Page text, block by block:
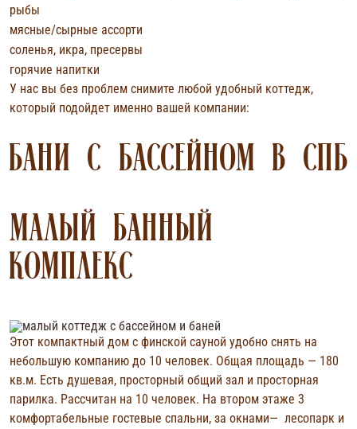
рыбы
мясные/сырные ассорти
соленья, икра, пресервы
горячие напитки
У нас вы без проблем снимите любой удобный коттедж,
который подойдет именно вашей компании:
БАНИ С БАССЕЙНОМ В СПБ
МАЛЫЙ БАННЫЙ
КОМПЛЕКС
Этот компактный дом с финской сауной удобно снять на
небольшую компанию до 10 человек. Общая площадь — 180
кв.м. Есть душевая, просторный общий зал и просторная
парилка. Рассчитан на 10 человек. На втором этаже 3
комфортабельные гостевые спальни, за окнами— лесопарк и